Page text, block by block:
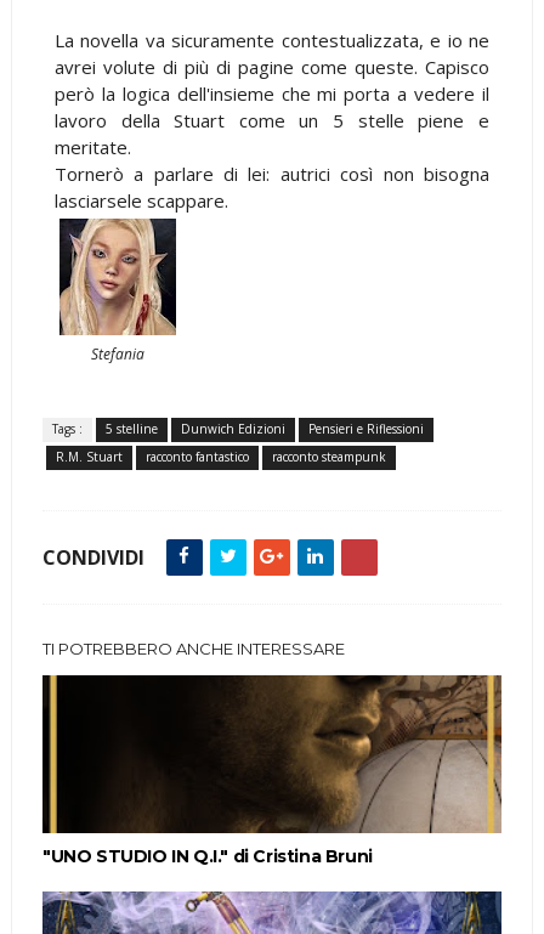
La novella va sicuramente contestualizzata, e io ne
avrei volute di più di pagine come queste. Capisco
però la logica dell'insieme che mi porta a vedere il
lavoro della Stuart come un 5 stelle piene e
meritate.
Tornerò a parlare di lei: autrici così non bisogna
lasciarsele scappare.
Stefania
Tags : 5 stelline Dunwich Edizioni
Pensieri e Riflessioni
R.M. Stuart
racconto fantastico racconto steampunk
CONDIVIDI
TI POTREBBERO ANCHE INTERESSARE
"UNO STUDIO IN Q.I." di Cristina Bruni